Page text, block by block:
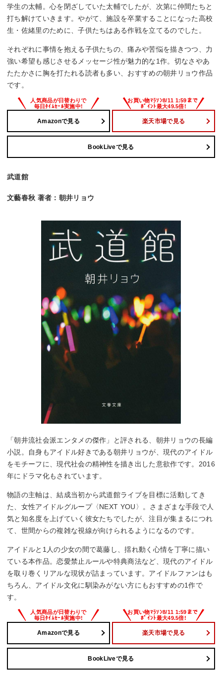
学生の太輔。心を閉ざしていた太輔でしたが、次第に仲間たちと
打ち解けていきます。やがて、施設を卒業することになった高校
生・佐緒里のために、子供たちはある作戦を立てるのでした。
それぞれに事情を抱える子供たちの、痛みや苦悩を描きつつ、力
強い希望も感じさせるメッセージ性が魅力的な1作。切なさやあ
たたかさに胸を打たれる読者も多い、おすすめの朝井リョウ作品
です。
Amazonで見る 楽天市場で見る
BookLiveで見る
武道館
文藝春秋 著者：朝井リョウ
「朝井流社会派エンタメの傑作」と評される、朝井リョウの長編
小説。自身もアイドル好きである朝井リョウが、現代のアイドル
をモチーフに、現代社会の精神性を描き出した意欲作です。2016
年にドラマ化もされています。
物語の主軸は、結成当初から武道館ライブを目標に活動してき
た、女性アイドルグループ〈NEXT YOU〉。さまざまな手段で人
気と知名度を上げていく彼女たちでしたが、注目が集まるにつれ
て、世間からの複雑な視線が向けられるようになるのです。
アイドルと1人の少女の間で葛藤し、揺れ動く心情を丁寧に描い
ている本作品。恋愛禁止ルールや特典商法など、現代のアイドル
を取り巻くリアルな現状が詰まっています。アイドルファンはも
ちろん、アイドル文化に馴染みがない方にもおすすめの1作で
す。
Amazonで見る 楽天市場で見る
BookLiveで見る